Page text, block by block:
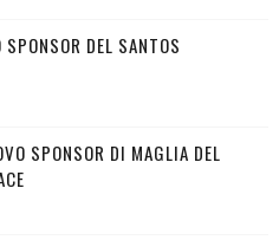
SPONSOR DEL SANTOS
SPONSOR DI MAGLIA DEL